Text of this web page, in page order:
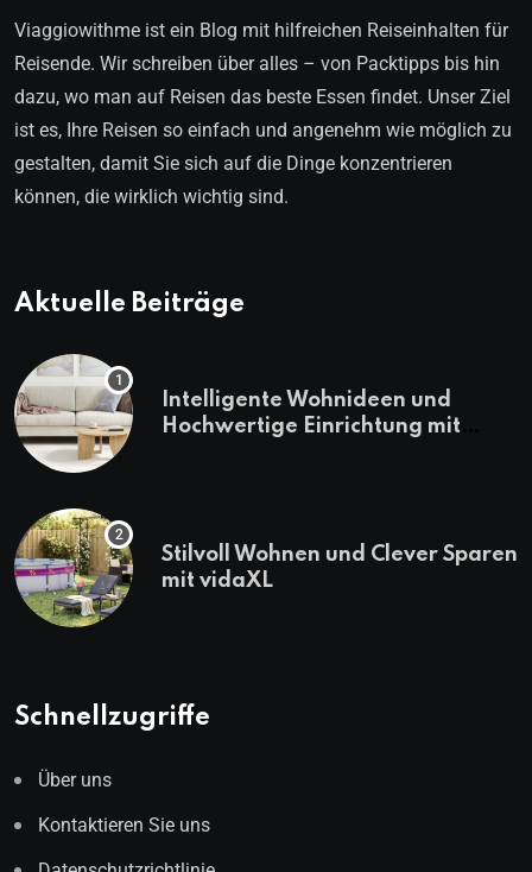
Viaggiowithme ist ein Blog mit hilfreichen Reiseinhalten für
Reisende. Wir schreiben über alles – von Packtipps bis hin
dazu, wo man auf Reisen das beste Essen findet. Unser Ziel
ist es, Ihre Reisen so einfach und angenehm wie möglich zu
gestalten, damit Sie sich auf die Dinge konzentrieren
können, die wirklich wichtig sind.
Aktuelle Beiträge
Intelligente Wohnideen und
Hochwertige Einrichtung mit
Stilvoll Wohnen und Clever Sparen
mit vidaXL
Schnellzugriffe
Über uns
Kontaktieren Sie uns